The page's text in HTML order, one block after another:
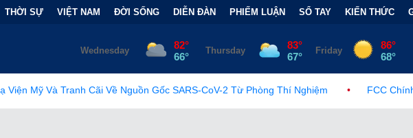
THỜI SỰ VIỆT NAM ĐỜI SỐNG DIỄN ĐÀN PHIẾM LUẬN SỔ TAY KIẾN THỨC
Cãi Về Nguồn Gốc SARS-CoV-2 Từ Phòng Thí Nghiệm • FCC Chính Thức Ban Hành